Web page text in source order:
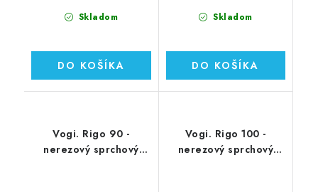
Skladom
DO KOŠÍKA
Skladom
DO KOŠÍKA
Vogi. Rigo 90 -
nerezový sprchový
Vogi. Rigo 100 -
nerezový sprchový